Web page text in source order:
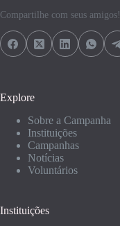
Compartilhe com seus amigos!
Explore
Sobre a Campanha
Instituições
Campanhas
Notícias
Voluntários
Instituições